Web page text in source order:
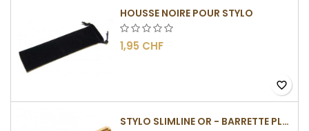
HOUSSE NOIRE POUR STYLO
1,95 CHF
favorite_border
STYLO SLIMLINE OR - BARRETTE PLATE